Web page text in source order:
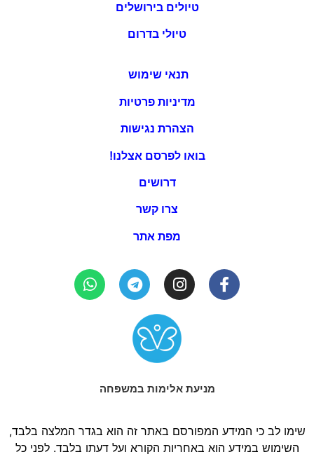
טיולים בירושלים
טיולי בדרום
תנאי שימוש
מדיניות פרטיות
הצהרת נגישות
בואו לפרסם אצלנו!
דרושים
צרו קשר
מפת אתר
מניעת אלימות במשפחה
שימו לב כי המידע המפורסם באתר זה הוא בגדר המלצה בלבד,
השימוש במידע הוא באחריות הקורא ועל דעתו בלבד. לפני כל